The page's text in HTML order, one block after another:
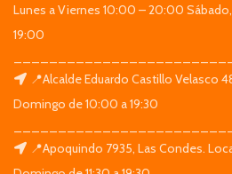
Lunes a Viernes 10:00 – 20:00
19:00
📍Alcalde Eduardo Castillo Velasco
Domingo de 10:00 a 19:30
📍Apoquindo 7935, Las Condes.